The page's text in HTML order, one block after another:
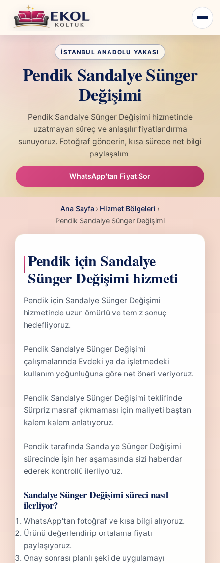
Pendik Sandalye Sünger
Değişimi
Pendik Sandalye Sünger Değişimi hizmetinde
uzatmayan süreç ve anlaşılır fiyatlandırma
sunuyoruz. Fotoğraf gönderin, kısa sürede net bilgi
paylaşalım.
WhatsApp'tan Fiyat Sor
Ana Sayfa › Hizmet Bölgeleri ›
Pendik Sandalye Sünger Değişimi
Pendik için Sandalye
Sünger Değişimi hizmeti
Pendik için Sandalye Sünger Değişimi
hizmetinde uzun ömürlü ve temiz sonuç
hedefliyoruz.
Pendik Sandalye Sünger Değişimi
çalışmalarında Evdeki ya da işletmedeki
kullanım yoğunluğuna göre net öneri veriyoruz.
Pendik Sandalye Sünger Değişimi teklifinde
Sürpriz masraf çıkmaması için maliyeti baştan
kalem kalem anlatıyoruz.
Pendik tarafında Sandalye Sünger Değişimi
sürecinde İşin her aşamasında sizi haberdar
ederek kontrollü ilerliyoruz.
Sandalye Sünger Değişimi süreci nasıl
ilerliyor?
WhatsApp'tan fotoğraf ve kısa bilgi alıyoruz.
Ürünü değerlendirip ortalama fiyatı
paylaşıyoruz.
Onay sonrası planlı şekilde uygulamayı